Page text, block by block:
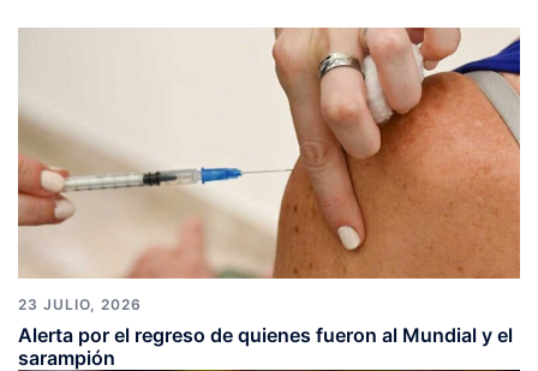
23 JULIO, 2026
Alerta por el regreso de quienes fueron al Mundial y el
sarampión